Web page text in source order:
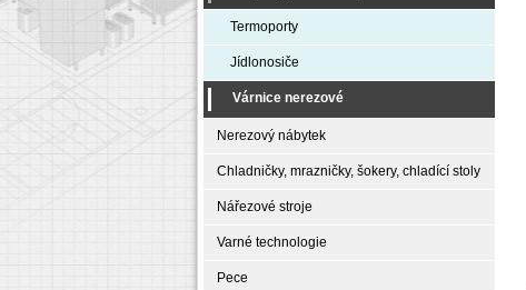
Termoporty
Jídlonosiče
Várnice nerezové
Nerezový nábytek
Chladničky, mrazničky, šokery, chladící stoly
Nářezové stroje
Varné technologie
Pece